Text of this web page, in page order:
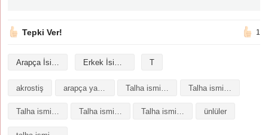
Tepki Ver! 1
Arapça İsimler Erkek İsimleri T
akrostiş arapça yazılışı
Talha isminin baş harfleriyle şiir Talha isminin kökeni Talha isminin numerolojisi ünlüler